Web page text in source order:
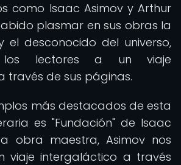
como Isaac Asimov y Arthur
plasmar en sus obras la
el desconocido del universo,
lectores a un viaje
través de sus páginas.
más destacados de esta
es "Fundación" de Isaac
obra maestra, Asimov nos
viaje intergaláctico a través